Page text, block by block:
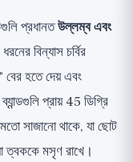
প্রধানতউল্লম্ব এবং
বিন্যাস চর্বির
হতে দেয় এবং
প্রায় 45 ডিগ্রি
সাজানো থাকে, যা ছোট
ত্বককে মসৃণ রাখে।